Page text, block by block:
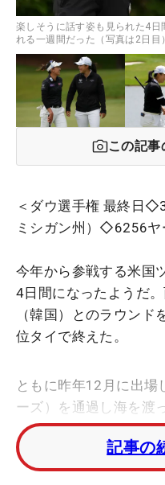
楽しそうに話す姿も見られた4
れる一週間だった（写真は2日目
この記事
＜ダウ選手権 最終日
ミシガン州）◇6256ヤ
今年から参戦する米国
4日間になったようだ
（韓国）とのラウン
位タイで終えた。
ともに昨年12月に出場
ーズ）を通過し海を渡
トップ10入り。大会を
ューでは、西郷はツア
めてゴルフの楽しさや
記事の